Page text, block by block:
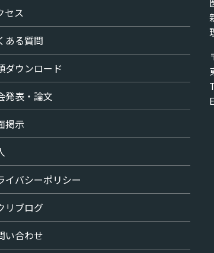
セス
ある質問
ダウンロード
発表・論文
掲示
イバシーポリシー
リブログ
い合わせ